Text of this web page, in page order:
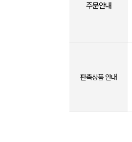
주문안내
판촉상품 안내